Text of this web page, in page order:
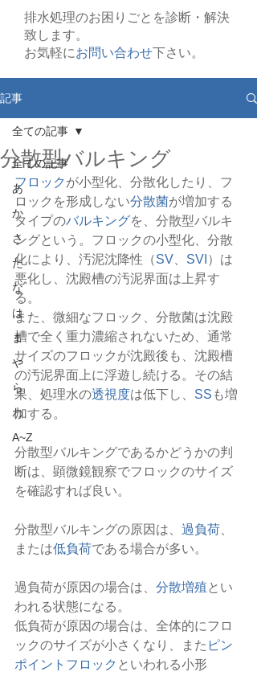
排水処理のお困りごとを診断・解決
致します。
お気軽にお問い合わせ下さい。
記事
全ての記事
あ
か
さ
た
な
は
ま
や
ら
わ
A~Z
全ての記事
分散型バルキング
フロック が小型化、分散化したり、フ
ロックを形成しない分散菌が増加する
タイプのバルキングを、分散型バルキ
ングという。フロックの小型化、分散
化により、汚泥沈降性（SV SVI ）は
悪化し、沈殿槽の汚泥界面は上昇す
る。
また、微細なフロック、分散菌は沈殿
槽で全く重力濃縮されないため、通常
サイズのフロックが沈殿後も、沈殿槽
の汚泥界面上に浮遊し続ける。その結
果、処理水の透視度は低下し、 SS も増
加する。
分散型バルキングであるかどうかの判
断は、顕微鏡観察でフロックのサイズ
を確認すれば良い。
分散型バルキングの原因は、 過負荷
または低負荷である場合が多い。
過負荷が原因の場合は、 分散増殖 とい
われる状態になる。
低負荷が原因の場合は、全体的にフロ
ックのサイズが小さくなり、また ピン
ポイントフロック といわれる小形